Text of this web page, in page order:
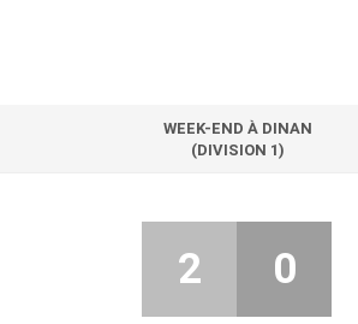
WEEK-END À DINAN
(DIVISION 1)
2 0